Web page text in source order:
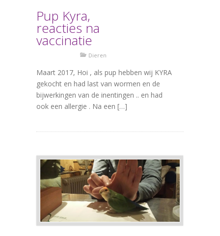
Pup Kyra,
reacties na
vaccinatie
Dieren
Maart 2017, Hoi , als pup hebben wij KYRA
gekocht en had last van wormen en de
bijwerkingen van de inentingen .. en had
ook een allergie . Na een […]